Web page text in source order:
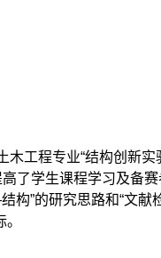
工程专业“结构创新实
了学生课程学习及备
构”的研究思路和“文